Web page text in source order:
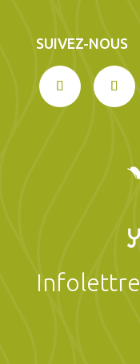
SUIVEZ-NOUS
Infolettre